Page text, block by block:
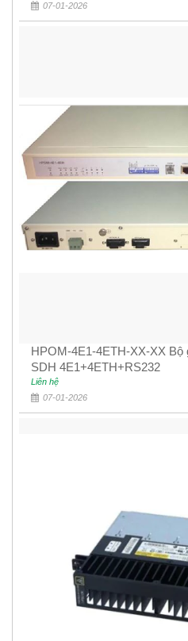
07-01-2026
HPOM-4E1-4ETH-XX-XX Bộ
SDH 4E1+4ETH+RS232
Liên hệ
07-01-2026